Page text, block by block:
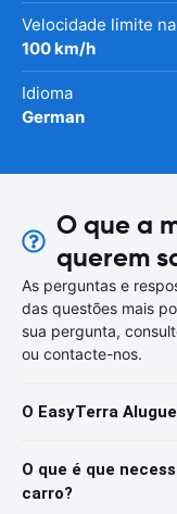
Velocidade limite
100 km/h
Idioma
German
O que a
querem
As perguntas e
das questões mais
sua pergunta,
ou contacte-nos.
O EasyTerra
O que é que
carro?